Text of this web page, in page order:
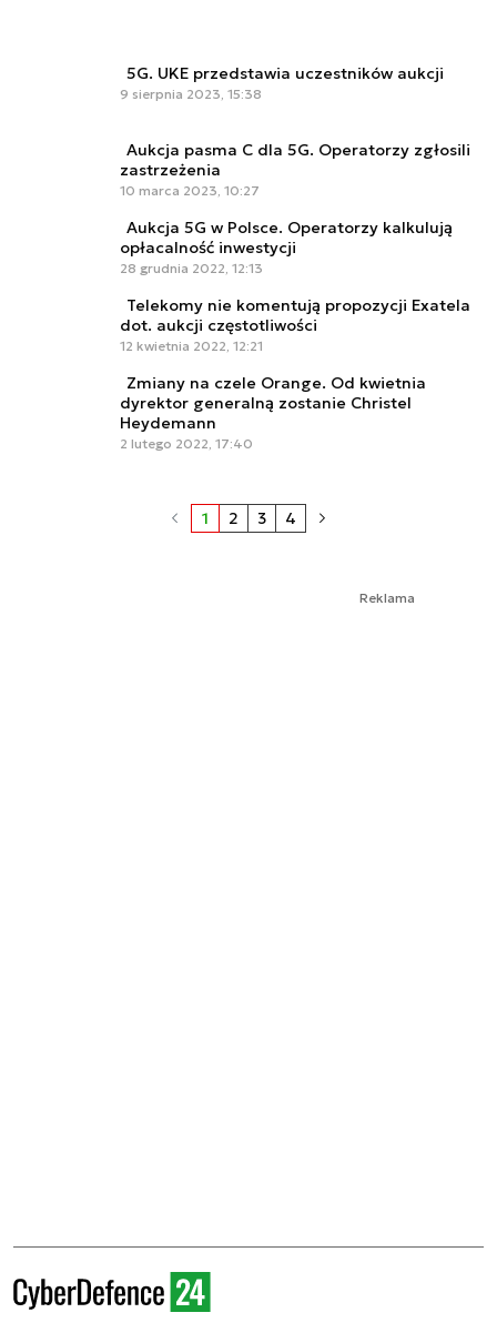
5G. UKE przedstawia uczestników aukcji
9 sierpnia 2023, 15:38
Aukcja pasma C dla 5G. Operatorzy zgłosili
zastrzeżenia
10 marca 2023, 10:27
Aukcja 5G w Polsce. Operatorzy kalkulują
opłacalność inwestycji
28 grudnia 2022, 12:13
Telekomy nie komentują propozycji Exatela
dot. aukcji częstotliwości
12 kwietnia 2022, 12:21
Zmiany na czele Orange. Od kwietnia
dyrektor generalną zostanie Christel
Heydemann
2 lutego 2022, 17:40
1 2 3 4
Reklama